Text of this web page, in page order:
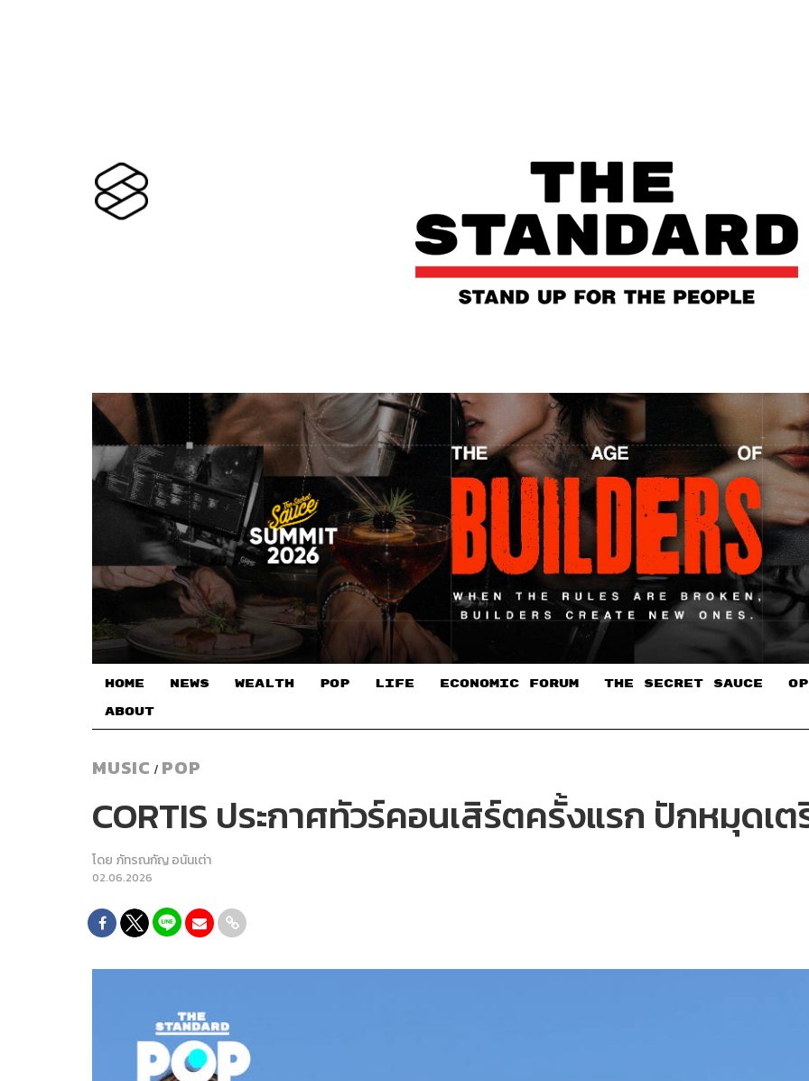
HOME NEWS WEALTH POP LIFE ECONOMIC FORUM THE SECRET SAUCE​
ABOUT
MUSIC / POP
CORTIS ประกาศทัวร์คอนเสิร์ตครั้งแรก ปักหมุดเต
โดย ภัทรณกัญ อนันเต่า
02.06.2026